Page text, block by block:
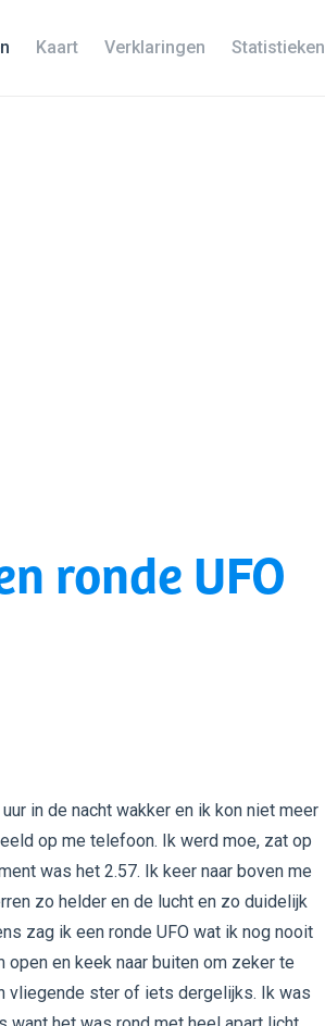
Kaart Verklaringen Statistieken
ronde UFO
in de nacht wakker en ik kon niet meer
op me telefoon. Ik werd moe, zat op
was het 2.57. Ik keer naar boven me
zo helder en de lucht en zo duidelijk
zag ik een ronde UFO wat ik nog nooit
en keek naar buiten om zeker te
vliegende ster of iets dergelijks. Ik was